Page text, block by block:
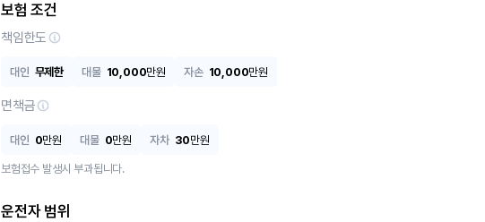
보험 조건
책임한도
대인 무제한 대물 10,000만원 자손 10,000만원
면책금
대인 0만원 대물 0만원 자차 30만원
보험접수 발생시 부과됩니다.
운전자 범위